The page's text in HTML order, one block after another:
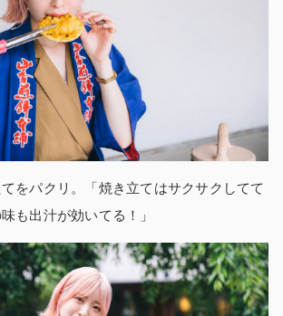
をパクリ。「焼き立てはサクサクしてて
も出汁が効いてる！」